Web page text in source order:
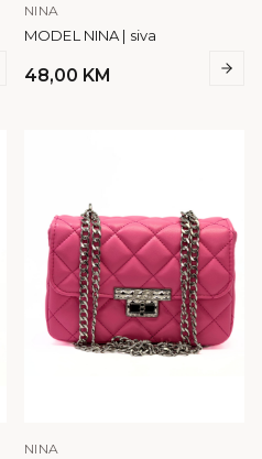
NINA
MODEL NINA | siva
48,00 KM
NINA